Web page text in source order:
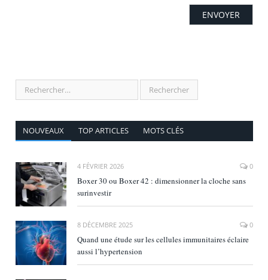
NOUVEAUX TOP ARTICLES MOTS CLÉS
4 FÉVRIER 2026 0
Boxer 30 ou Boxer 42 : dimensionner la cloche sans
surinvestir
8 DÉCEMBRE 2025 0
Quand une étude sur les cellules immunitaires éclaire
aussi l’hypertension